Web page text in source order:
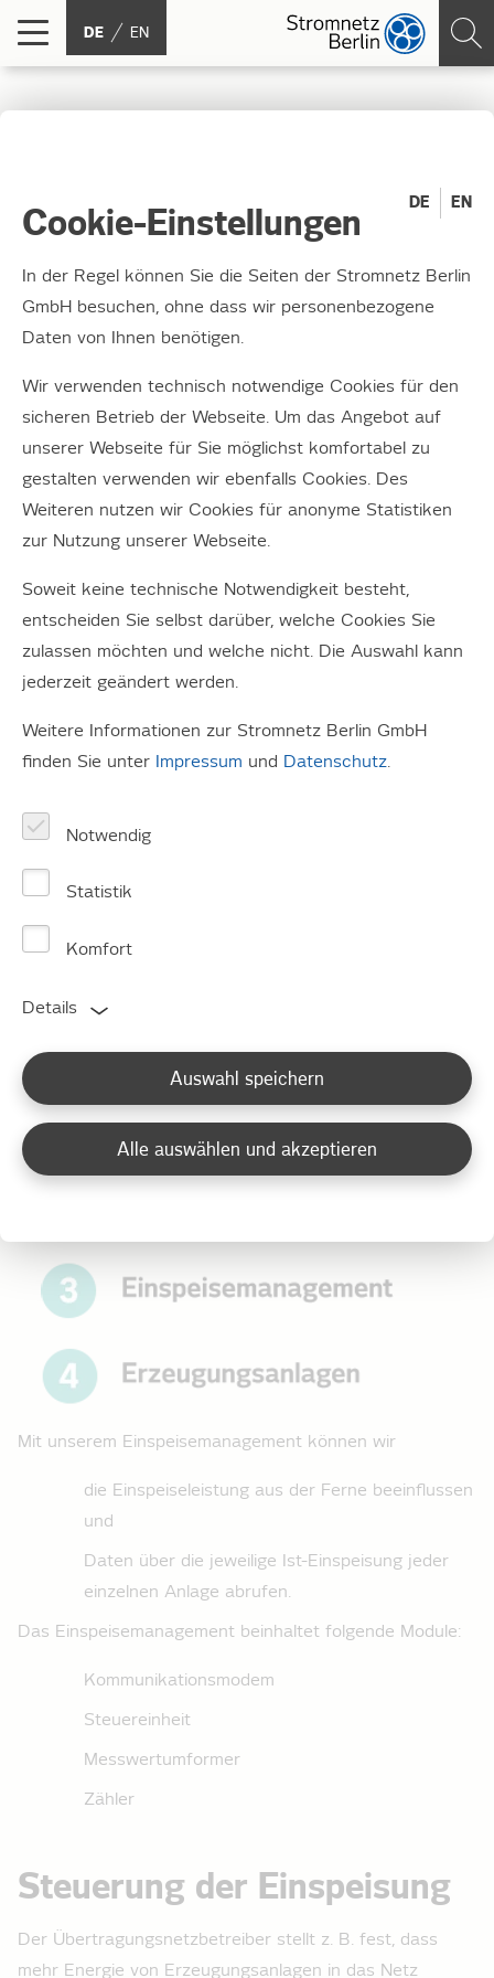
DE EN
Als Verteilungsnetzbetreiber nehmen wir eine
Schlüsselstellung für die Integration von
Energie aus erneuerbaren Quellen ein. Mit
unserem Einspeise­management für
Erzeugungsanlagen halten wir die Erzeugung
und den Verbrauch im Berliner Netzgebiet im
Gleichgewicht.
vorgelagerten Übertragungsnetz oder eine Bedrohung
der Systemstabilität sein.
Mit unserem Einspeise­management können wir
die Einspeise­leistung aus der Ferne beeinflussen
und
Daten über die jeweilige Ist-Einspeisung jeder
einzelnen Anlage abrufen.
Das Einspeise­management beinhaltet folgende Module:
Kommunikationsmodem
Steuereinheit
Messwertumformer
Zähler
Steuerung der Einspeisung
Der Übertragungsnetzbetreiber stellt z. B. fest, dass
mehr Energie von Erzeugungsanlagen in das Netz
Cookie-Einstellungen
DE EN
In der Regel können Sie die Seiten der Stromnetz Berlin
GmbH besuchen, ohne dass wir personenbezogene
Daten von Ihnen benötigen.
Wir verwenden technisch notwendige Cookies für den
sicheren Betrieb der Webseite. Um das Angebot auf
unserer Webseite für Sie möglichst komfortabel zu
gestalten verwenden wir ebenfalls Cookies. Des
Weiteren nutzen wir Cookies für anonyme Statistiken
zur Nutzung unserer Webseite.
Soweit keine technische Notwendigkeit besteht,
entscheiden Sie selbst darüber, welche Cookies Sie
zulassen möchten und welche nicht. Die Auswahl kann
jederzeit geändert werden.
Weitere Informationen zur Stromnetz Berlin GmbH
finden Sie unter Impressum und Datenschutz.
Notwendig
Statistik
Komfort
Details
Auswahl speichern
Alle auswählen und akzeptieren